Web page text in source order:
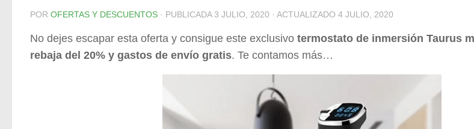
POR OFERTAS Y DESCUENTOS · PUBLICADA 3 JULIO, 2020 · ACTUALIZADO 4 JULIO, 2020
No dejes escapar esta oferta y consigue este exclusivo termostato de inmersión Taurus
rebaja del 20% y gastos de envío gratis. Te contamos más…